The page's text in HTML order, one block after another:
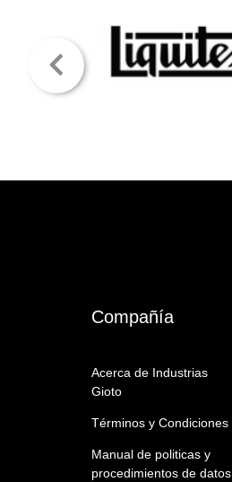
Compañía
Acerca de Industrias
Gioto
Términos y Condiciones
Manual de politicas y
procedimientos de datos